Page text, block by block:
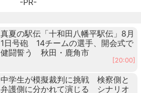
真夏の駅伝「十和田八幡平駅伝」8月
1日号砲 14チームの選手、開会式で
健闘誓う 秋田・鹿角市
[20:00]
中学生が模擬裁判に挑戦 検察側と
弁護側に分かれて演じる シナリオ